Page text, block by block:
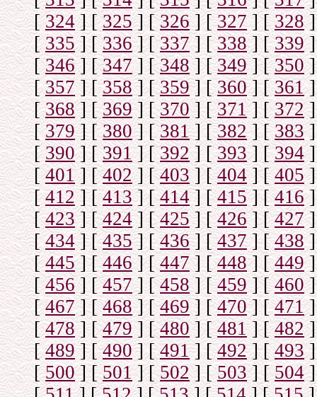
[324] [325] [326] [327] [ 328]
[335] [336] [337] [338] [339]
[346] [347] [348] [349] [350]
[357] [358] [359] [360] [361]
[368] [369] [370] [371] [372]
[379] [380] [381] [382] [ 383]
[390] [391] [392] [393] [394]
[401] [402] [403] [404] [405]
[412] [413] [414] [415] [416]
[423] [424] [425] [426] [427]
[434] [435] [436] [437] [438]
[445] [446] [447] [448] [449]
[456] [457] [458] [459] [460]
[467] [468] [469] [470] [471]
[478] [479] [480] [481] [482]
[489] [490] [491] [492] [493]
[500] [501] [502] [503] [504]